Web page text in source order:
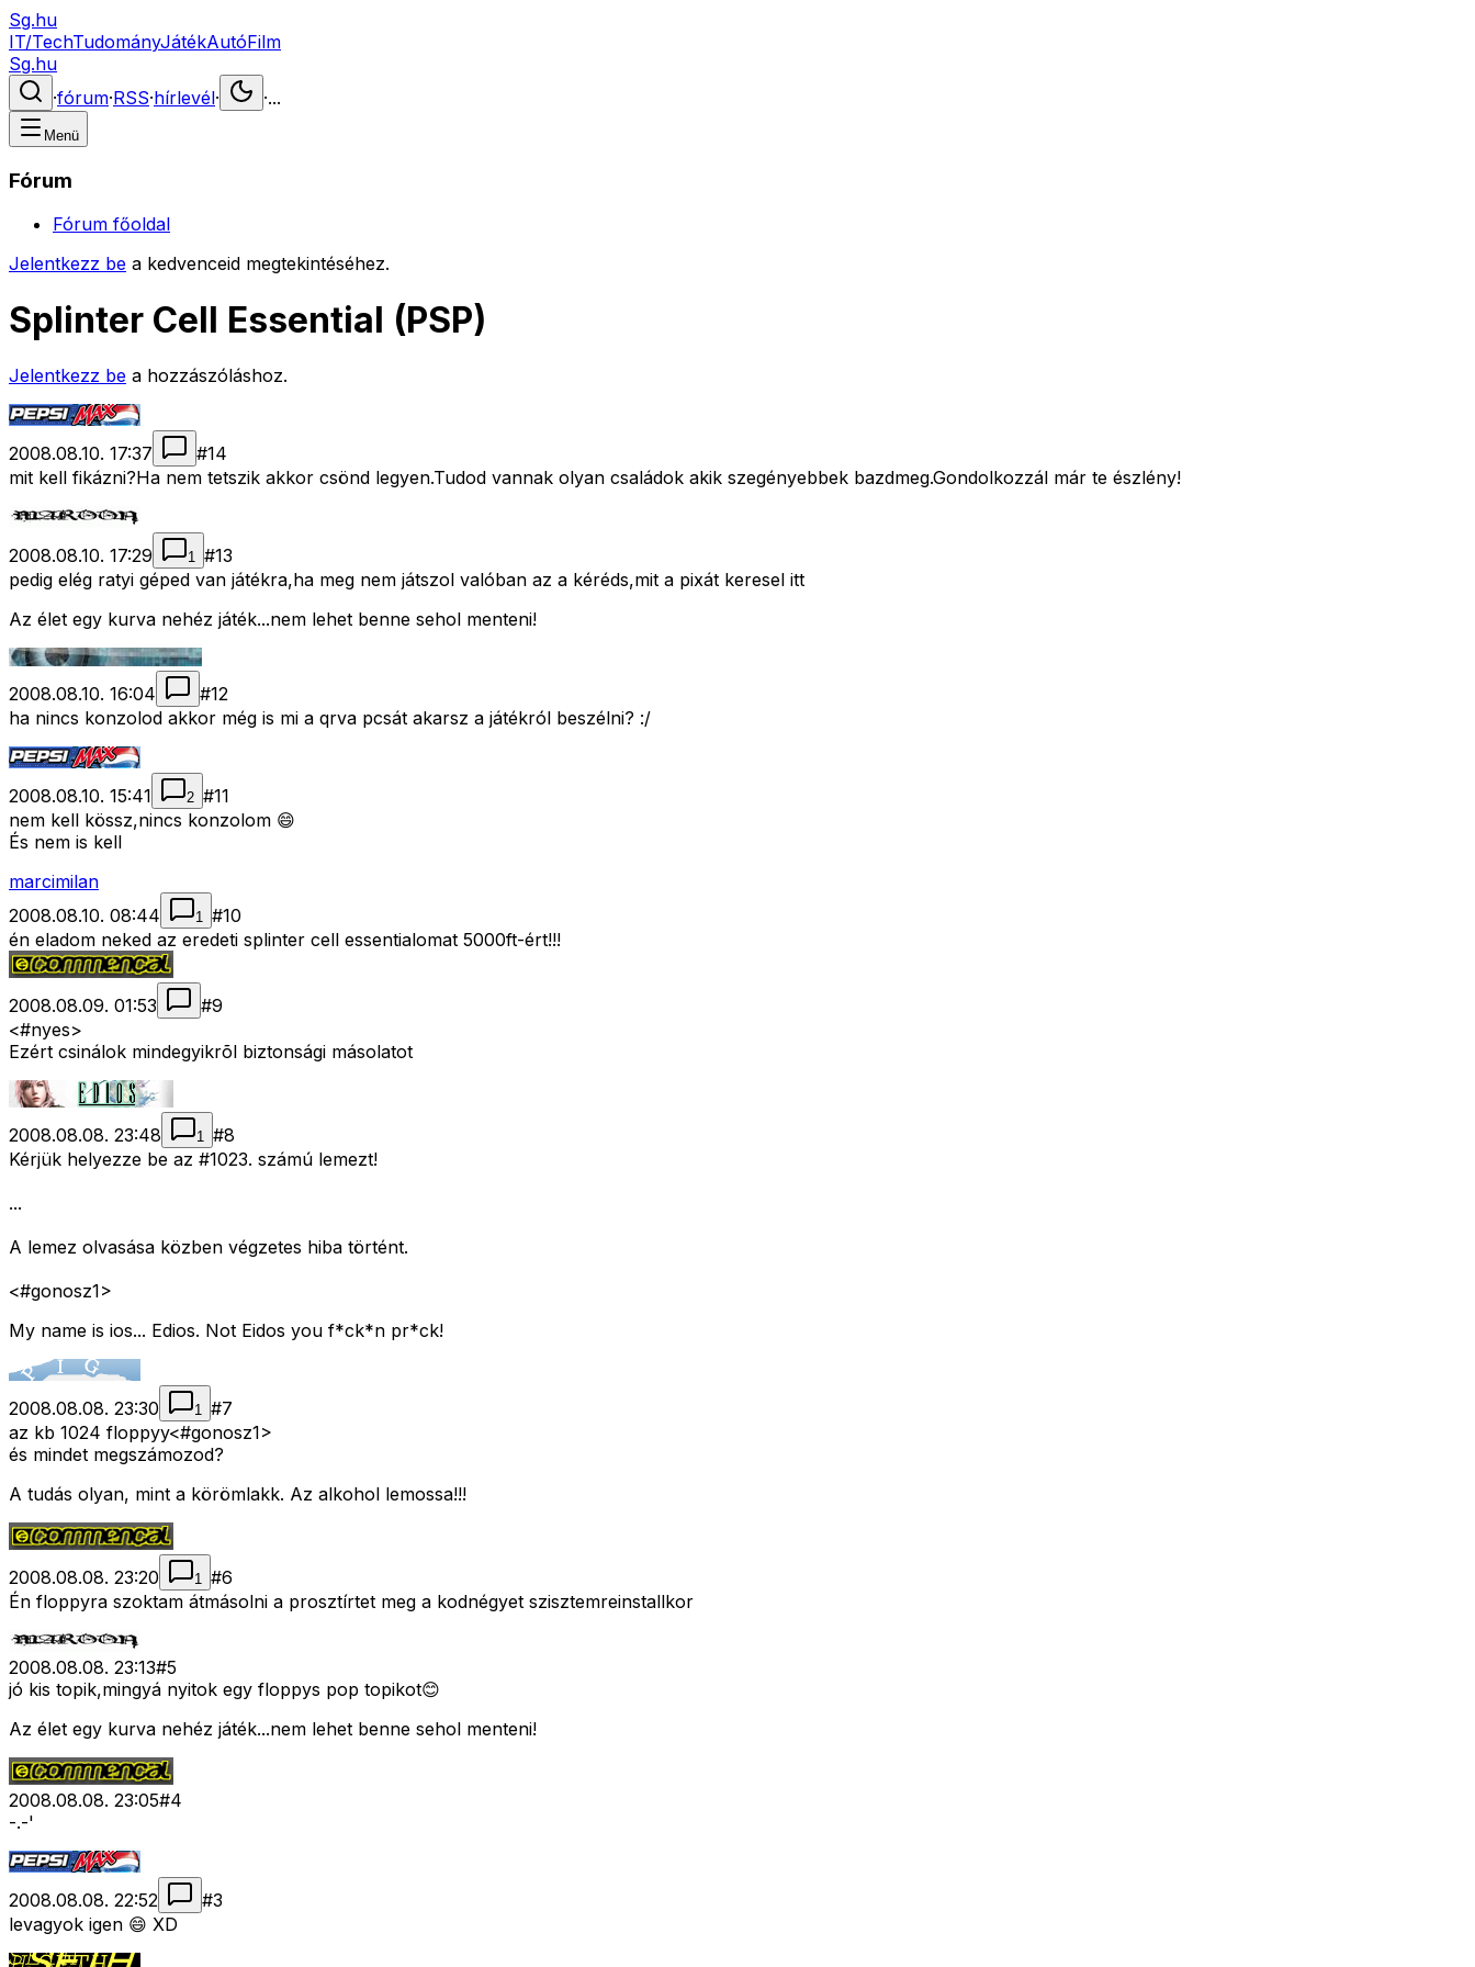
Sg.hu
IT/TechTudományJátékAutóFilm
Sg.hu
·fórum·RSS·hírlevél· ·...
Menü
Fórum
Fórum főoldal
Jelentkezz be a kedvenceid megtekintéséhez.
Splinter Cell Essential (PSP)
Jelentkezz be a hozzászóláshoz.
2008.08.10. 17:37 #14
mit kell fikázni?Ha nem tetszik akkor csönd legyen.Tudod vannak olyan családok akik szegényebbek bazdmeg.Gondolkozzál már te észlény!
2008.08.10. 17:29 1 #13
pedig elég ratyi géped van játékra,ha meg nem játszol valóban az a kéréds,mit a pixát keresel itt
Az élet egy kurva nehéz játék...nem lehet benne sehol menteni!
2008.08.10. 16:04 #12
ha nincs konzolod akkor még is mi a qrva pcsát akarsz a játékról beszélni? :/
2008.08.10. 15:41 2 #11
nem kell kössz,nincs konzolom 😄
És nem is kell
marcimilan
2008.08.10. 08:44
1 #10
én eladom neked az eredeti splinter cell essentialomat 5000ft-ért!!!
2008.08.09. 01:53 #9
<#nyes>
Ezért csinálok mindegyikrõl biztonsági másolatot
2008.08.08. 23:48 1 #8
Kérjük helyezze be az #1023. számú lemezt!
...
A lemez olvasása közben végzetes hiba történt.
<#gonosz1>
My name is ios... Edios. Not Eidos you f*ck*n pr*ck!
2008.08.08. 23:30 1 #7
az kb 1024 floppyy<#gonosz1>
és mindet megszámozod?
A tudás olyan, mint a körömlakk. Az alkohol lemossa!!!
2008.08.08. 23:20 1 #6
Én floppyra szoktam átmásolni a prosztírtet meg a kodnégyet szisztemreinstallkor
2008.08.08. 23:13#5
jó kis topik,mingyá nyitok egy floppys pop topikot😊
Az élet egy kurva nehéz játék...nem lehet benne sehol menteni!
2008.08.08. 23:05#4
-.-'
2008.08.08. 22:52 #3
levagyok igen 😄 XD